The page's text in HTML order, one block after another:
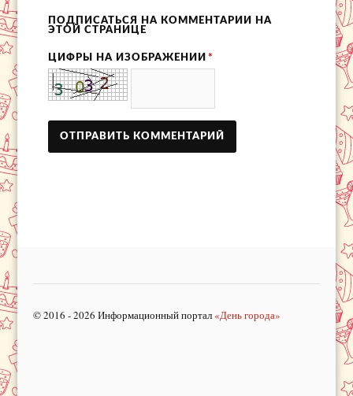
ПОДПИСАТЬСЯ НА КОММЕНТАРИИ НА
ЭТОЙ СТРАНИЦЕ
ЦИФРЫ НА ИЗОБРАЖЕНИИ *
© 2016 - 2026 Информационный портал «День города»